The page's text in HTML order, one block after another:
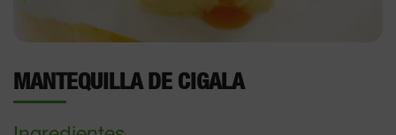
MANTEQUILLA DE CIGALA